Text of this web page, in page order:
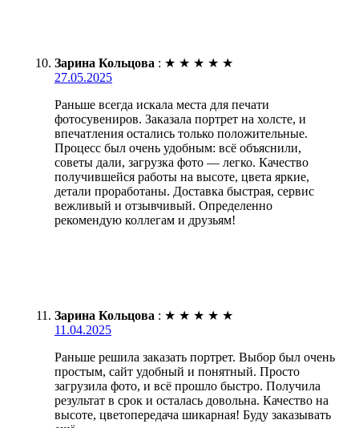
Зарина Кольцова : ★ ★ ★ ★ ★
27.05.2025
Раньше всегда искала места для печати
фотосувениров. Заказала портрет на холсте, и
впечатления остались только положительные.
Процесс был очень удобным: всё объяснили,
советы дали, загрузка фото — легко. Качество
получившейся работы на высоте, цвета яркие,
детали проработаны. Доставка быстрая, сервис
вежливый и отзывчивый. Определенно
рекомендую коллегам и друзьям!
Зарина Кольцова : ★ ★ ★ ★ ★
11.04.2025
Раньше решила заказать портрет. Выбор был очень
простым, сайт удобный и понятный. Просто
загрузила фото, и всё прошло быстро. Получила
результат в срок и осталась довольна. Качество на
высоте, цветопередача шикарная! Буду заказывать